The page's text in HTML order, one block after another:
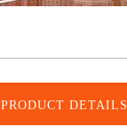
PRODUCT DETAILS